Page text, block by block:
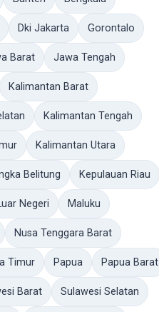
Dki Jakarta Gorontalo
Barat Jawa Tengah
Kalimantan Barat
Kalimantan Tengah
Kalimantan Utara
Belitung Kepulauan Riau
Negeri Maluku
Nusa Tenggara Barat
Timur Papua Papua Barat
Barat Sulawesi Selatan